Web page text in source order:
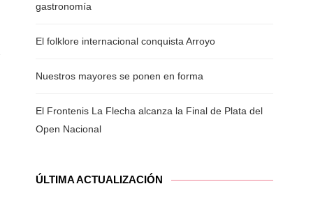
gastronomía
El folklore internacional conquista Arroyo
Nuestros mayores se ponen en forma
El Frontenis La Flecha alcanza la Final de Plata del
Open Nacional
ÚLTIMA ACTUALIZACIÓN